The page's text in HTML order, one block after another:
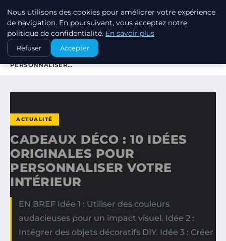
SWISSTALES
ACCUEIL
ACTUALITÉ
CADEAUX DÉCO : 10 IDÉES ORIGINALES POUR
PERSONNALISER…
ACTUALITÉ
CADEAUX DÉCO : 10 IDÉES
ORIGINALES POUR
PERSONNALISER VOTRE
INTÉRIEUR
EN BREF Idée 1 : Utiliser des couleurs
audacieuses pour un impact visuel. Idée 2 :
Intégrer des objets décoratifs DIY. Idée 3 : Créer
Nous utilisons des cookies pour améliorer votre expérience
de navigation. En poursuivant, vous acceptez notre
politique de confidentialité. En savoir plus
Refuser Accepter